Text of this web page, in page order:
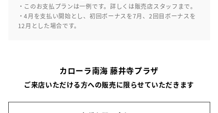
・このお支払プランは一例です。詳しくは販売店スタッフまで。
・4月を支払い開始とし、初回ボーナスを7月、2回目ボーナスを
12月とした場合です。
カローラ南海 藤井寺プラザ
ご来店いただける方への販売に限らせていただきます